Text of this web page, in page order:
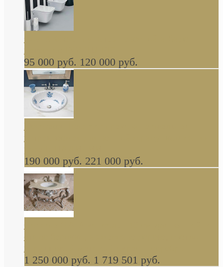
навесное КОМПЛЕКТ
95 000 руб. 120 000 руб.
Decorated Bathroom раковина овальная
встраиваемая для ванной с рисунком синяя
роза В НАЛИЧИИ
190 000 руб. 221 000 руб.
стиле барокко, из массива дерева, светло
коричневый матовый окрас + серебро
1 250 000 руб. 1 719 501 руб.